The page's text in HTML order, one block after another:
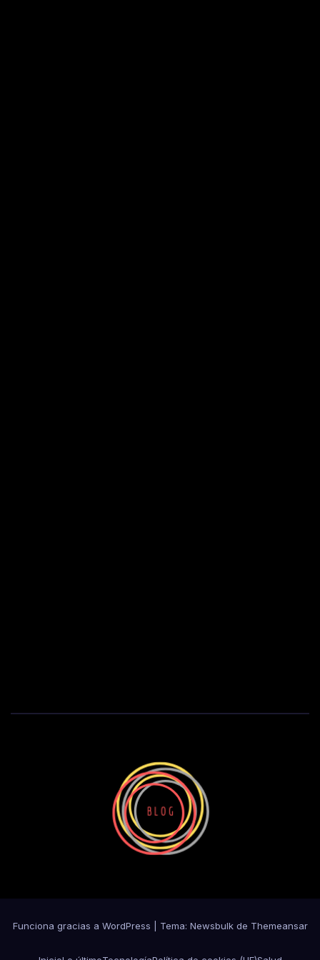
Funciona gracias a WordPress Tema: Newsbulkde Themeansar